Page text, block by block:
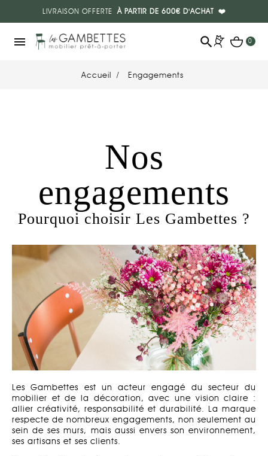
LIVRAISON OFFERTEÀ PARTIR DE 600€ D'ACHAT ❤️
menu search 0
Accueil Engagements
Nos
engagements
Pourquoi choisir Les Gambettes ?
Les Gambettes est un acteur engagé du secteur du
mobilier et de la décoration, avec une vision claire :
allier créativité, responsabilité et durabilité. La marque
respecte de nombreux engagements, non seulement au
sein de ses murs, mais aussi envers son environnement,
ses artisans et ses clients.